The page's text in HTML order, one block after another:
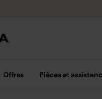
Options de paiement
Offres Pièces et